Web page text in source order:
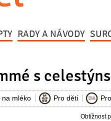
RADY A NÁVODY
s
na mléko Pro děti
Obtížnost